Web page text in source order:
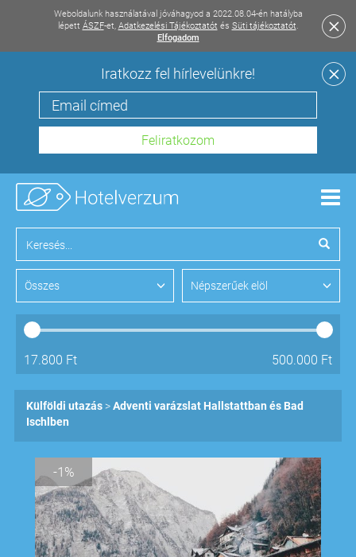
Weboldalunk használatával jóváhagyod a 2022.08.04-én hatályba
lépett ÁSZF-et, Adatkezelési Tájékoztatót és Süti tájékoztatót.
Elfogadom
Iratkozz fel hírlevelünkre!
Összes Népszerűek elöl
17.800 Ft 500.000 Ft
Külföldi utazás
Adventi varázslat Hallstattban és Bad
Ischlben
-1%